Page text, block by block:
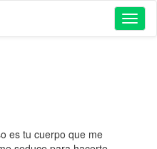
es tu cuerpo que me